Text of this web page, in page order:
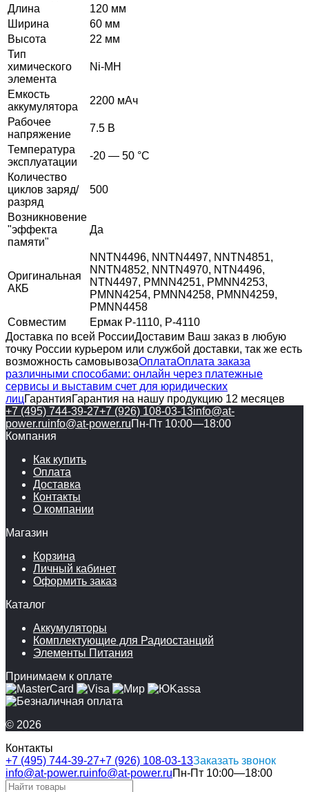
Длина
120 мм
Ширина
60 мм
Высота
22 мм
Тип
химического
элемента
Ni-MH
Емкость
аккумулятора
2200 мАч
Рабочее
напряжение
7.5 В
Температура
эксплуатации
-20 — 50 °C
Количество
циклов заряд/
разряд
500
Возникновение
"эффекта
памяти"
Да
Оригинальная
АКБ
NNTN4496, NNTN4497, NNTN4851,
NNTN4852, NNTN4970, NTN4496,
NTN4497, PMNN4251, PMNN4253,
PMNN4254, PMNN4258, PMNN4259,
PMNN4458
Совместим
Ермак Р-1110, Р-4110
Доставка по всей РоссииДоставим Ваш заказ в любую
точку России курьером или службой доставки, так же есть
возможность самовывозаОплатаОплата заказа
различными способами: онлайн через платежные
сервисы и выставим счет для юридических
лицГарантияГарантия на нашу продукцию 12 месяцев
+7 (495) 744-39-27+7 (926) 108-03-13info@at-
power.ruinfo@at-power.ruПн-Пт 10:00—18:00
Компания
Как купить
Оплата
Доставка
Контакты
О компании
Магазин
Корзина
Личный кабинет
Оформить заказ
Каталог
Аккумуляторы
Комплектующие для Радиостанций
Элементы Питания
Принимаем к оплате
© 2026
Контакты
+7 (495) 744-39-27+7 (926) 108-03-13Заказать звонок
info@at-power.ruinfo@at-power.ruПн-Пт 10:00—18:00